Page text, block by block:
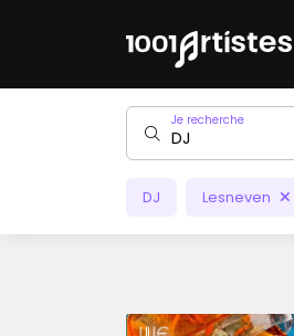
Je recherche
DJ Lesneven